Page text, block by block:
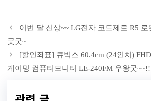
이번 달 신상~~ LG전자 코드제로 R5 로
굿굿~
[할인좌표] 큐빅스 60.4cm (24인치)
게이밍 컴퓨터모니터 LE-240FM 우왕굿~~!!